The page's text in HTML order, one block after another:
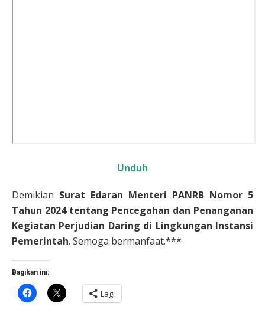
Unduh
Demikian Surat Edaran Menteri PANRB Nomor 5
Tahun 2024 tentang Pencegahan dan Penanganan
Kegiatan Perjudian Daring di Lingkungan Instansi
Pemerintah. Semoga bermanfaat.***
Bagikan ini:
Klik
untuk
Klik
untuk
berbagi
Lagi